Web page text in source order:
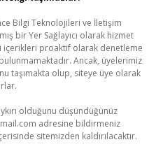
Bilgi Teknolojileri ve İletişim
bir Yer Sağlayıcı olarak hizmet
içerikleri proaktif olarak denetleme
Ancak, üyelerimiz
taşımakta olup, siteye üye olarak
olduğunu düşündüğünüz
adresine bildirmeniz
sitemizden kaldırılacaktır.